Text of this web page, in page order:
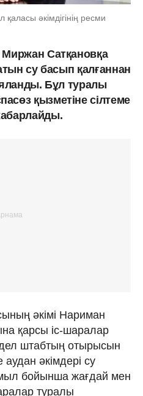
әкімдігінің ресми
Сатқановқа
су басып қалғаннан
Бұл туралы
қызметіне сілтеме
әкімі Нариман
қарсы іс-шаралар
штабтың отырысын
әкімдері су
бойынша жағдай мен
туралы